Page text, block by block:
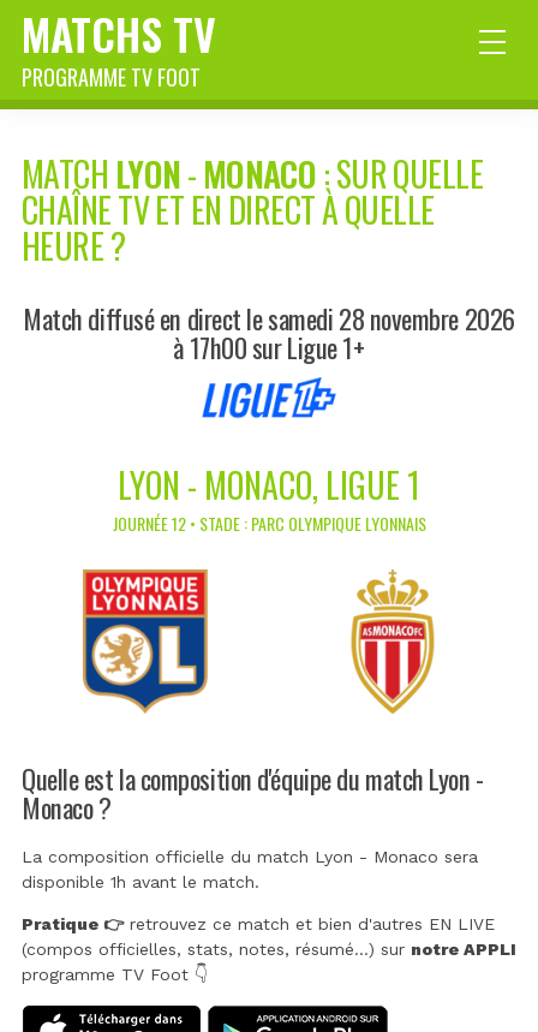
MATCHS TV
PROGRAMME TV FOOT
MATCH LYON-MONACO: SUR QUELLE
CHAÎNE TV ET EN DIRECT À QUELLE
HEURE ?
Match diffusé en direct le samedi 28 novembre 2026
à 17h00 sur Ligue 1+
LYON - MONACO, LIGUE 1
JOURNÉE 12 • STADE : PARC OLYMPIQUE LYONNAIS
Quelle est la composition d'équipe du match Lyon -
Monaco ?
La composition officielle du match Lyon - Monaco sera
disponible 1h avant le match.
Pratique 👉retrouvez ce match et bien d'autres EN LIVE
(compos officielles, stats, notes, résumé...) sur notre APPLI
programme TV Foot 👇